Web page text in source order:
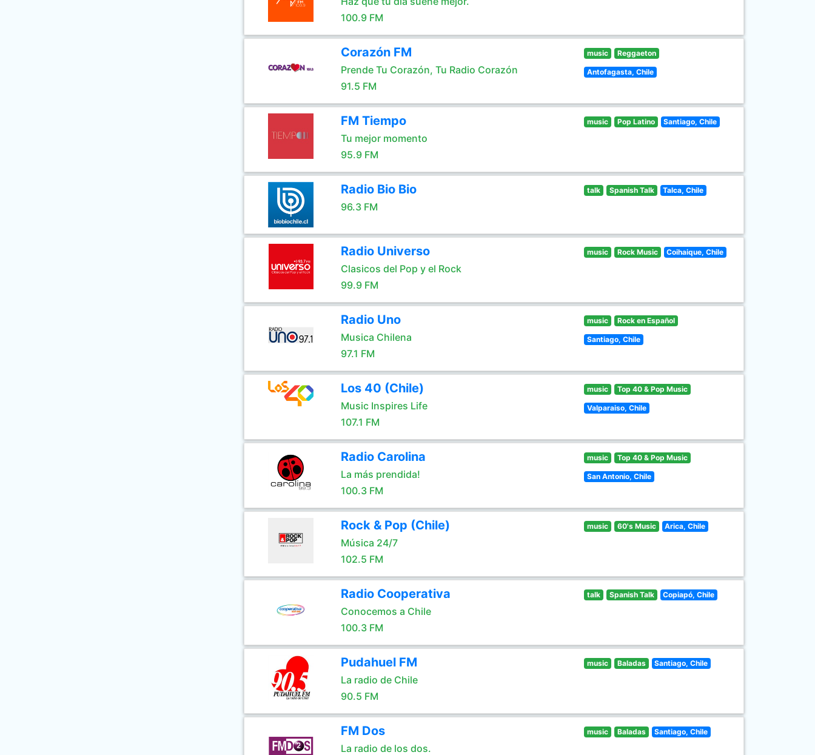
100.9 FM
Corazón FM
Prende Tu Corazón, Tu Radio Corazón
91.5 FM
music Reggaeton
Antofagasta, Chile
FM Tiempo
Tu mejor momento
95.9 FM
music Pop Latino Santiago, Chile
Radio Bio Bio
96.3 FM
talk Spanish Talk Talca, Chile
Radio Universo
Clasicos del Pop y el Rock
99.9 FM
music Rock Music Coihaique, Chile
Radio Uno
Musica Chilena
97.1 FM
music Rock en Español
Santiago, Chile
Los 40 (Chile)
Music Inspires Life
107.1 FM
music Top 40 & Pop Music
Valparaiso, Chile
Radio Carolina
La más prendida!
100.3 FM
music Top 40 & Pop Music
San Antonio, Chile
Rock & Pop (Chile)
Música 24/7
102.5 FM
music 60's Music Arica, Chile
Radio Cooperativa
Conocemos a Chile
100.3 FM
talk Spanish Talk Copiapó, Chile
Pudahuel FM
La radio de Chile
90.5 FM
music Baladas Santiago, Chile
FM Dos
La radio de los dos.
music Baladas Santiago, Chile